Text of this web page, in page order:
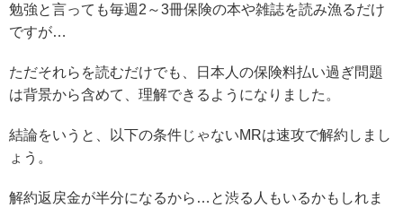
勉強と言っても毎週2～3冊保険の本や雑誌を読み漁るだけ
ですが…
ただそれらを読むだけでも、日本人の保険料払い過ぎ問題
は背景から含めて、理解できるようになりました。
結論をいうと、以下の条件じゃないMRは速攻で解約しまし
ょう。
解約返戻金が半分になるから…と渋る人もいるかもしれま